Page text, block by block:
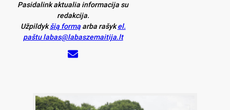
Pasidalink aktualia informacija su
redakcija.
Užpildykšią formąarba rašykel.
paštu labas@labaszemaitija.lt